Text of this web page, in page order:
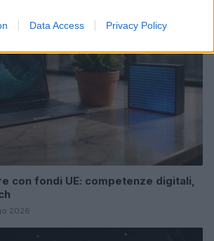
Data Access Privacy Policy
con fondi UE: competenze digitali,
2026